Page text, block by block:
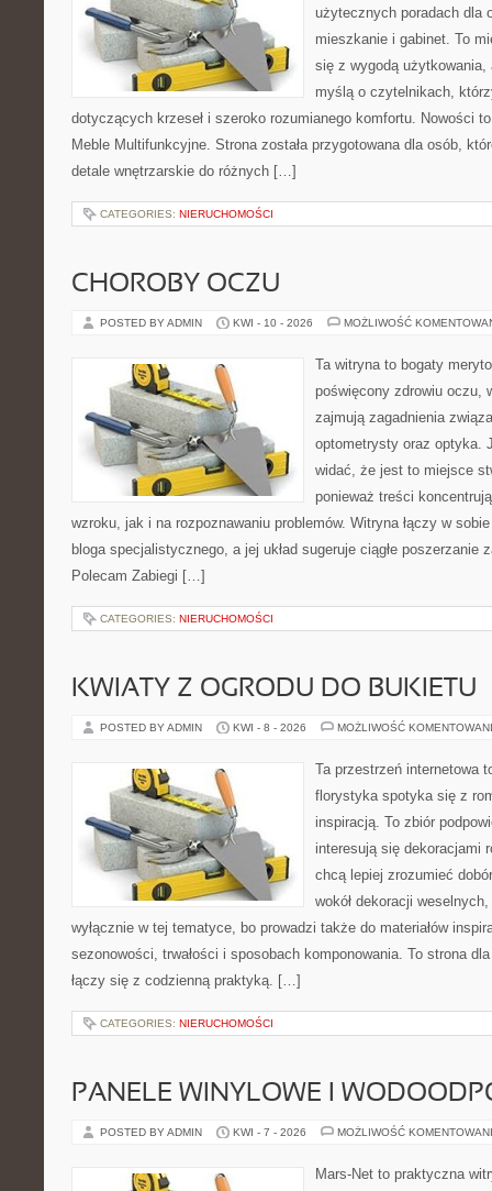
użytecznych poradach dla
mieszkanie i gabinet. To
się z wygodą użytkowania,
myślą o czytelnikach,
dotyczących krzeseł i szeroko rozumianego komfortu. Nowości
Meble Multifunkcyjne. Strona została przygotowana dla osób,
detale wnętrzarskie do różnych […]
CATEGORIES: NIERUCHOMOŚCI
CHOROBY OCZU
POSTED BY ADMIN KWI - 10 - 2026 MOŻLIWOŚĆ
Ta witryna to bogaty
poświęcony zdrowiu oczu,
zajmują zagadnienia
optometrysty oraz optyka.
widać, że jest to miejsce
ponieważ treści
wzroku, jak i na rozpoznawaniu problemów. Witryna łączy w
bloga specjalistycznego, a jej układ sugeruje ciągłe poszerzanie
Polecam Zabiegi […]
CATEGORIES: NIERUCHOMOŚCI
KWIATY Z OGRODU DO BUKIETU
POSTED BY ADMIN KWI - 8 - 2026 MOŻLIWOŚĆ
Ta przestrzeń internetowa
florystyka spotyka się z
inspiracją. To zbiór
interesują się dekoracjami
chcą lepiej zrozumieć
wokół dekoracji
wyłącznie w tej tematyce, bo prowadzi także do materiałów
sezonowości, trwałości i sposobach komponowania. To strona
łączy się z codzienną praktyką. […]
CATEGORIES: NIERUCHOMOŚCI
PANELE WINYLOWE I
POSTED BY ADMIN KWI - 7 - 2026 MOŻLIWOŚĆ
Mars-Net to praktyczna